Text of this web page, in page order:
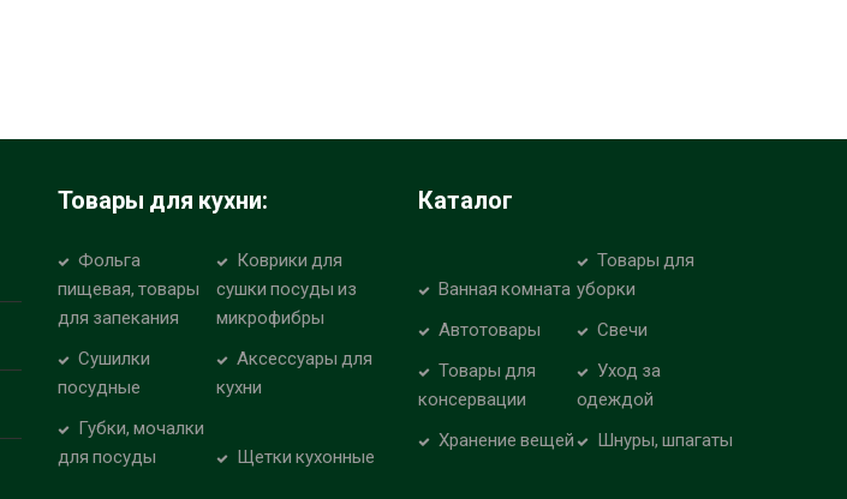
Товары для кухни:
Фольга
пищевая, товары
для запекания
Коврики для
сушки посуды из
микрофибры
Сушилки
посудные
Аксессуары для
кухни
Губки, мочалки
для посуды
Щетки кухонные
Каталог
Ванная комната
Товары для
уборки
Автотовары
Свечи
Товары для
консервации
Уход за
одеждой
Хранение вещей
Шнуры, шпагаты